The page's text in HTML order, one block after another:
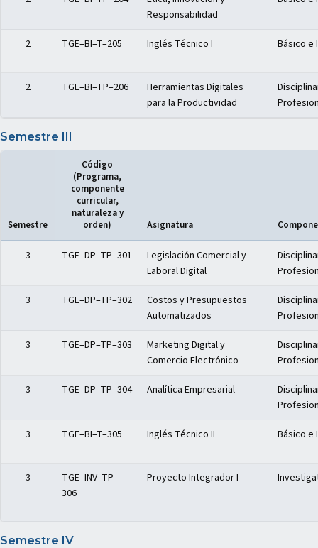
Responsabilidad
2 TGE–BI–T–205 Inglés Técnico I Básico e
2 TGE–BI–TP–206
Herramientas Digitales
para la Productividad
Semestre III
Distribución del plan de estudios — Semestre III
Semestre
Código
(Programa,
componente
curricular,
naturaleza y
orden)
Asignatura
3 TGE–DP–TP–301
Legislación Comercial y
Laboral Digital
3 TGE–DP–TP–302
Costos y Presupuestos
Automatizados
3 TGE–DP–TP–303
Marketing Digital y
Comercio Electrónico
3 TGE–DP–TP–304 Analítica Empresarial
3 TGE–BI–T–305 Inglés Técnico II Básico e
3
TGE–INV–TP–
306
Proyecto Integrador I
Semestre IV